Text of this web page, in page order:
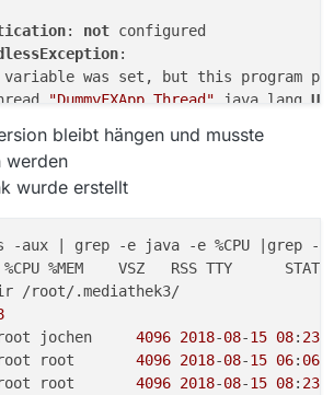
: not configured
:
variable was set, but this program
"DummyFXApp Thread" java.lang.
15.08 . :23: 42
MB
3
bleibt hängen und musste
werden
wurde erstellt
-aux | grep -e java -e %CPU |grep -v
/root/.mediathek3/
jochen 4096 2018-08-15 08: 23
root 4096 2018-08-15 06: 06
root 4096 2018-08-15 08: 23